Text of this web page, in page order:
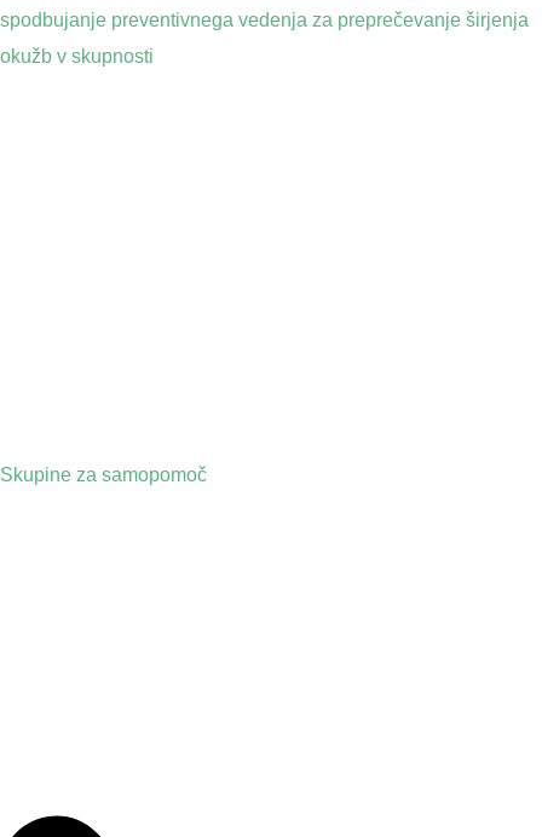
spodbujanje preventivnega vedenja za preprečevanje širjenja
okužb v skupnosti
Skupine za samopomoč